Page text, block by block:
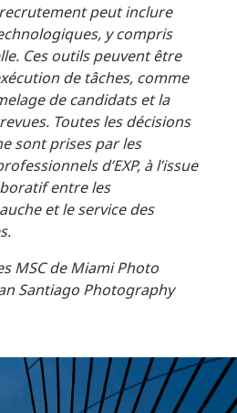
peut inclure
y compris
Ces outils peuvent être
de tâches, comme
de candidats et la
Toutes les décisions
sont prises par les
d’EXP, à l’issue
entre les
et le service des
MSC de Miami Photo
Santiago Photography